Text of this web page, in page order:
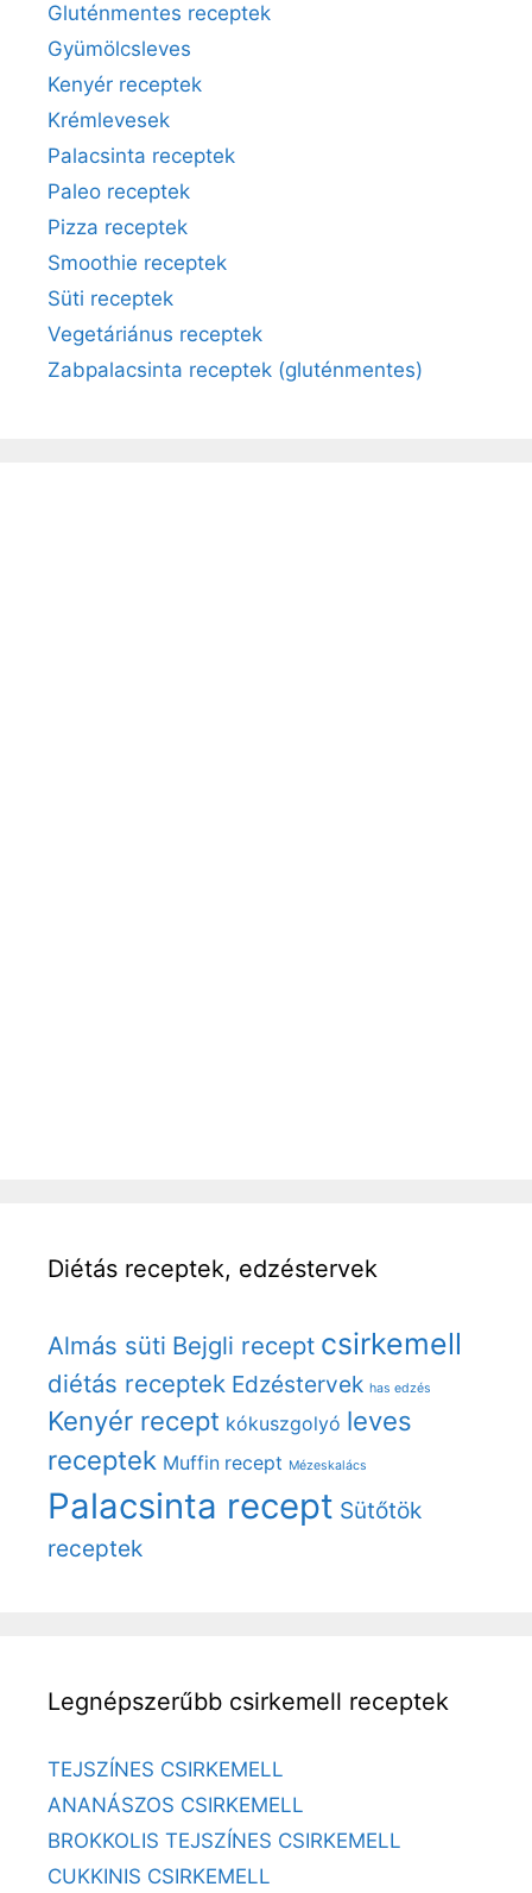
Gluténmentes receptek
Gyümölcsleves
Kenyér receptek
Krémlevesek
Palacsinta receptek
Paleo receptek
Pizza receptek
Smoothie receptek
Süti receptek
Vegetáriánus receptek
Zabpalacsinta receptek (gluténmentes)
Diétás receptek, edzéstervek
Almás süti Bejgli recept csirkemell
diétás receptek Edzéstervek has edzés
Kenyér recept kókuszgolyó leves
receptek Muffin recept Mézeskalács
Palacsinta recept Sütőtök
receptek
Legnépszerűbb csirkemell receptek
TEJSZÍNES CSIRKEMELL
ANANÁSZOS CSIRKEMELL
BROKKOLIS TEJSZÍNES CSIRKEMELL
CUKKINIS CSIRKEMELL